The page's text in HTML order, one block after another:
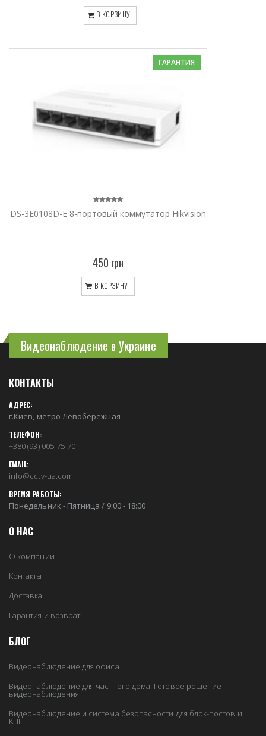
В КОРЗИНУ
ГАРАНТИЯ
DS-3E0108D-E 8-портовый коммутатор Hikvision
450 грн
В КОРЗИНУ
Видеонаблюдение в Украине
КОНТАКТЫ
АДРЕС:
г.Киев, метро Левобережная
ТЕЛЕФОН:
+380 (93) 005-75-70
EMAIL:
info@cctv-ua.com
ВРЕМЯ РАБОТЫ:
Понедельник - Пятница / 9:00 - 18:00
О НАС
О компании
Контакты
Доставка
Гарантия и возврат
БЛОГ
Видеонаблюдение для офиса
Видеонаблюдение для частного дома. Готовое решение
видеонаблюдения.
Видеонаблюдение и система безопасности для блок-постов и
КПП